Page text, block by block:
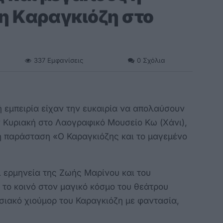
Καραγκιόζη στο
337 Εμφανίσεις 0 Σχόλια
εμπειρία είχαν την ευκαιρία να απολαύσουν
Κυριακή στο Λαογραφικό Μουσείο Κω (Χάνι),
παράσταση «Ο Καραγκιόζης και το μαγεμένο
της Ζωής Μαρίνου και του
κοινό στον μαγικό κόσμο του θεάτρου
χιούμορ του Καραγκιόζη με φαντασία,